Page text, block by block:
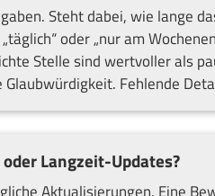
Steht dabei, wie lange
oder „nur am
Stelle sind wertvoller als
Fehlende
Langzeit-Updates?